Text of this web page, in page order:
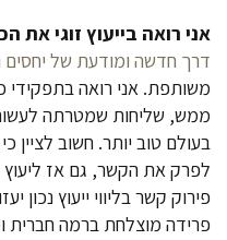
אני רואה בייעוץ זוגי את
דרך חדשה ומודעת של יחסים
משותפת. אני רואה בתפקידי
ממש, שליחות שמטרתה לעשות
בעולם טוב יותר. חשוב לציין
לפרק את הקשר, גם אז ליעוץ
פירוק קשר בליווי ייעוץ נכון
פרידה מוצלחת ברמה חברית